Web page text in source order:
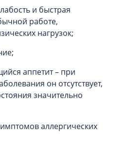
и быстрая
работе,
нагрузок;
аппетит – при
он отсутствует,
значительно
аллергических